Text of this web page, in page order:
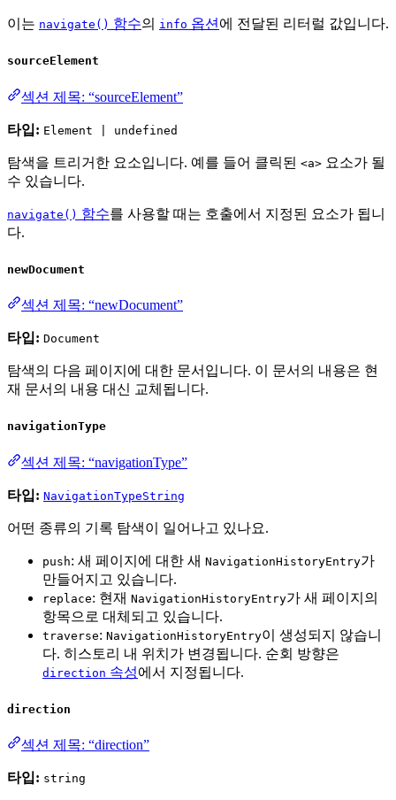
이는 navigate() 함수의 info 옵션 에 전달된 리터럴 값입니다.
sourceElement
섹션 제목: “sourceElement”
타입: Element | undefined
탐색을 트리거한 요소입니다. 예를 들어 클릭된 <a> 요소가 될
수 있습니다.
navigate() 함수를 사용할 때는 호출에서 지정된 요소가 됩니
다.
newDocument
섹션 제목: “newDocument”
타입: Document
탐색의 다음 페이지에 대한 문서입니다. 이 문서의 내용은 현
재 문서의 내용 대신 교체됩니다.
navigationType
섹션 제목: “navigationType”
타입: NavigationTypeString
어떤 종류의 기록 탐색이 일어나고 있나요.
push: 새 페이지에 대한 새 NavigationHistoryEntry가
만들어지고 있습니다.
replace: 현재 NavigationHistoryEntry가 새 페이지의
항목으로 대체되고 있습니다.
traverse: NavigationHistoryEntry이 생성되지 않습니
다. 히스토리 내 위치가 변경됩니다. 순회 방향은
direction 속성에서 지정됩니다.
direction
섹션 제목: “direction”
타입: string